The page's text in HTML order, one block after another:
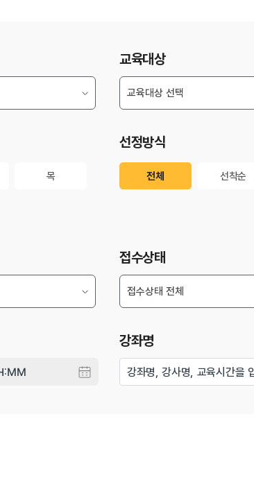
교육대상
목
선정방식
전체 선착순선착순
접수상태
강좌명